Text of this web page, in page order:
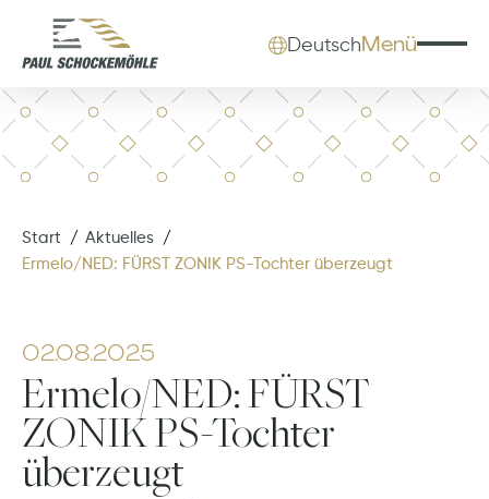
DeutschMenü
Start
Aktuelles
Ermelo/NED: FÜRST ZONIK PS-Tochter überzeugt
02.08.2025
Ermelo/NED: FÜRST
ZONIK PS-Tochter
überzeugt